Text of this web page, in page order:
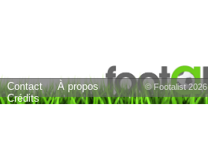
Contact
À propos
Crédits
© Footalist 2026